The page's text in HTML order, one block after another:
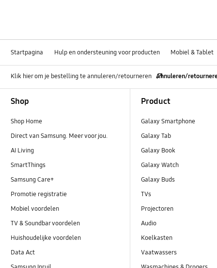
Startpagina Hulp en ondersteuning voor producten Mobiel & Tablet
Klik hier om je bestelling te annuleren/retourneren Annuleren/
Shop
Shop Home
Direct van Samsung. Meer voor jou.
AI Living
SmartThings
Samsung Care+
Promotie registratie
Mobiel voordelen
TV & Soundbar voordelen
Huishoudelijke voordelen
Data Act
Product
Galaxy Smartphone
Galaxy Tab
Galaxy Book
Galaxy Watch
Galaxy Buds
TVs
Projectoren
Audio
Koelkasten
Vaatwassers